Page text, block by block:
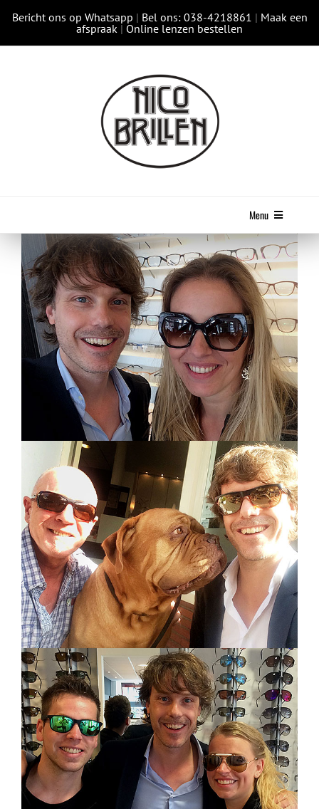
naarBericht ons op Whatsapp | Bel ons: 038-4218861 | Maak een
afspraak | Online lenzen bestellen
Menu
COLLECTIES
WINKEL
ONLINE-LENZEN-BESTELLEN
FOTO’S
CONTACT